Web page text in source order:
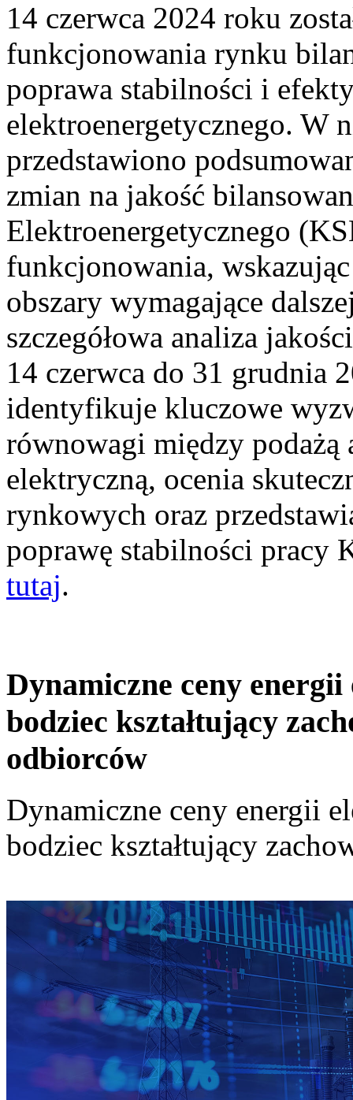
14 czerwca 2024 roku
funkcjonowania rynku
poprawa stabilności i
elektroenergetycznego. W
przedstawiono
zmian na jakość
Elektroenergetycznego
funkcjonowania,
obszary wymagające
szczegółowa analiza
14 czerwca do 31 grudnia
identyfikuje kluczowe
równowagi między podażą
elektryczną, ocenia
rynkowych oraz
poprawę stabilności pracy
tutaj.
Dynamiczne ceny
bodziec kształtujący
odbiorców
Dynamiczne ceny energii
bodziec kształtujący